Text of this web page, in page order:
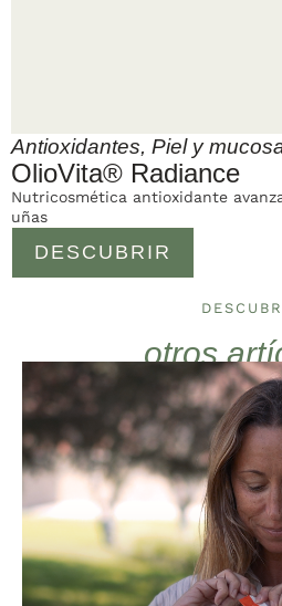
Antioxidantes, Piel y
OlioVita® Radiance
DESCUBRIR
Nutricosmética antioxidante
uñas
otros